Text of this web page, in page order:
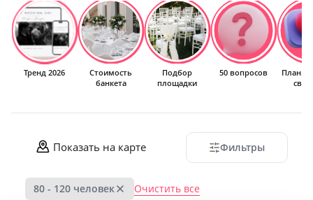
Тренд 2026
Стоимость
банкета
Подбор
площадки
50 вопросов
Показать на карте Фильтры
80 - 120 человек Очистить все